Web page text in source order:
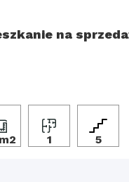
na
1 5